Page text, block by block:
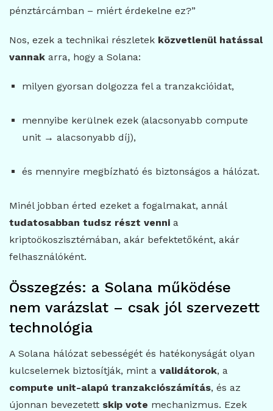
pénztárcámban – miért érdekelne ez?”
Nos, ezek a technikai részletek közvetlenül hatással
vannak arra, hogy a Solana:
milyen gyorsan dolgozza fel a tranzakcióidat,
mennyibe kerülnek ezek (alacsonyabb compute
unit → alacsonyabb díj),
és mennyire megbízható és biztonságos a hálózat.
Minél jobban érted ezeket a fogalmakat, annál
tudatosabban tudsz részt venni a
kriptoökoszisztémában, akár befektetőként, akár
felhasználóként.
Összegzés: a Solana működése
nem varázslat – csak jól szervezett
technológia
A Solana hálózat sebességét és hatékonyságát olyan
kulcselemek biztosítják, mint a validátorok, a
compute unit-alapú tranzakciószámítás, és az
újonnan bevezetett skip vote mechanizmus. Ezek